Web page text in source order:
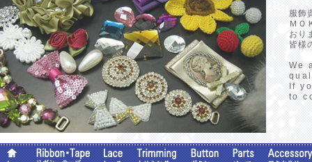
服飾
ＭＯ
おり
皆様
We
If
to